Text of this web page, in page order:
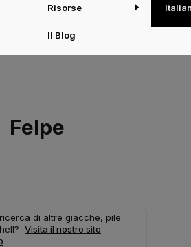
Risorse
Il Blog
Felpe
di altre giacche, pile
Visita il nostro sito